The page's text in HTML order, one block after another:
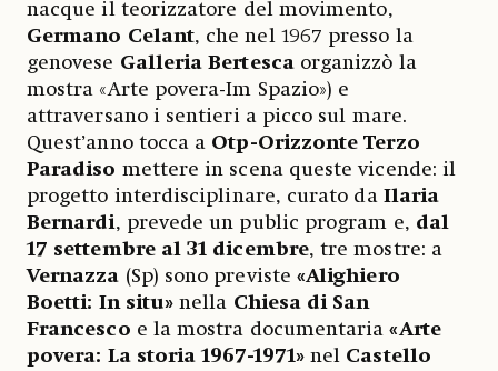
nacque il teorizzatore del movimento,
Germano Celant, che nel 1967 presso la
genovese Galleria Bertescaorganizzò la
mostra «Arte povera-Im Spazio») e
attraversano i sentieri a picco sul mare.
Quest’anno tocca a Otp-Orizzonte Terzo
Paradiso mettere in scena queste vicende: il
progetto interdisciplinare, curato da Ilaria
Bernardi, prevede un public program e, dal
17 settembre al 31 dicembre, tre mostre: a
Vernazza (Sp) sono previste «Alighiero
Boetti: In situ» nella Chiesa di San
Francesco e la mostra documentaria«Arte
povera: La storia 1967-1971»nel Castello